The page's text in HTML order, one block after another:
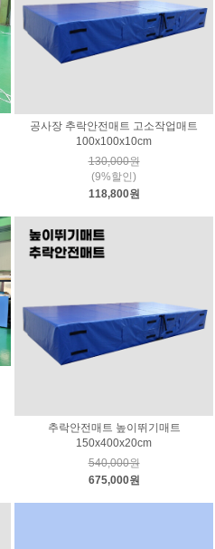
공사장 추락안전매트 고소작업매트
100x100x10cm
130,000원
(9%할인)
118,800원
추락안전매트 높이뛰기매트
150x400x20cm
540,000원
675,000원